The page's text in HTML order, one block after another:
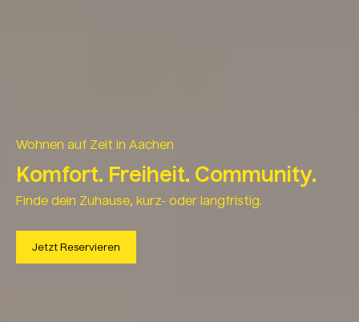
Wohnen auf Zeit in Aachen
Komfort. Freiheit. Community.
Finde dein Zuhause, kurz- oder langfristig.
Jetzt Reservieren